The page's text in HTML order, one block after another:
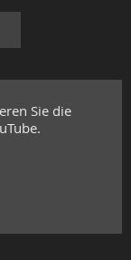
Sie die